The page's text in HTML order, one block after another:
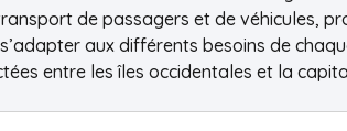
de passagers et de véhicules,
aux différents besoins de
entre les îles occidentales et la